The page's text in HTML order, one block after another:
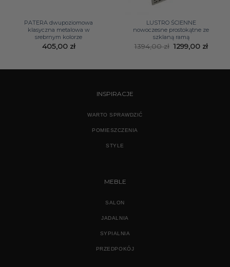
PATERA dwupoziomowa
klasyczna metalowa w
srebrnym kolorze
405,00 zł
LUSTRO ŚCIENNE
nowoczesne prostokątne ze
szklaną ramą
1394,00zł Pierwotna
cena
1299,00 zł
INSPIRACJE
WARTO SPRAWDZIĆ
POMIESZCZENIA
STYLE
MEBLE
SALON
JADALNIA
SYPIALNIA
PRZEDPOKÓJ